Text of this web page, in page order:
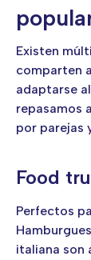
Existen
comparten
adaptarse
repasamos
por parejas
Food
Perfectos
italiana son